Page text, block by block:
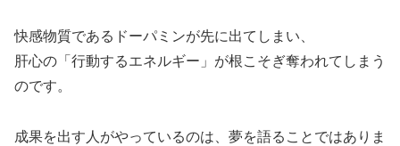
快感物質であるドーパミンが先に出てしまい、
肝心の「行動するエネルギー」が根こそぎ奪われてしまう
のです。
成果を出す人がやっているのは、夢を語ることではありま